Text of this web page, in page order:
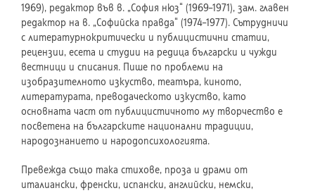
1969), редактор във в. „София нюз“ (1969–1971), зам. главен
редактор на в. „Софийска правда“ (1974–1977). Сътрудничи
с литературнокритически и публицистични статии,
рецензии, есета и студии на редица български и чужди
вестници и списания. Пише по проблеми на
изобразителното изкуство, театъра, киното,
литературата, преводаческото изкуство, като
основната част от публицистичното му творчество е
посветена на българските национални традиции,
народознанието и народопсихологията.
Превежда също така стихове, проза и драми от
италиански, френски, испански, английски, немски,